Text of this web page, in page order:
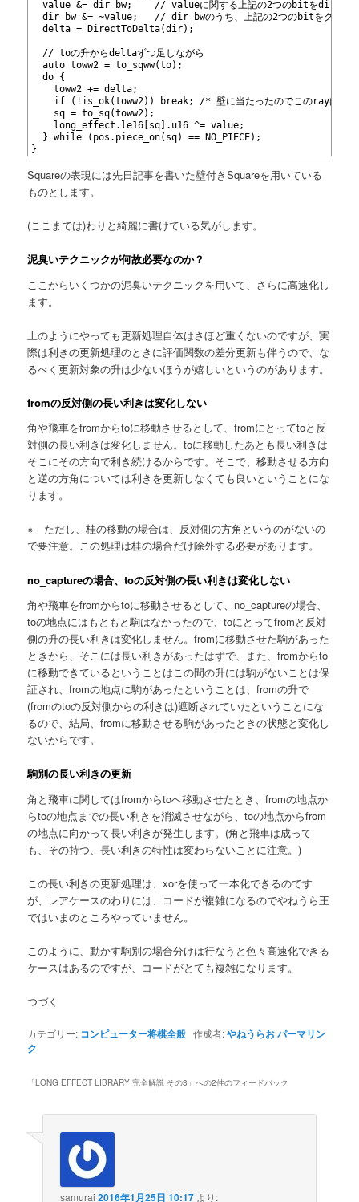
value &= dir_bw;    // valueに関する上記の2つのbitをdir_bw
dir_bw &= ~value;   // dir_bwのうち、上記の2つのbitをクリア
  delta = DirectToDelta(dir);
  // toの升からdeltaずつ足しながら
  auto toww2 = to_sqww(to);
  do {
    toww2 += delta;
if (!is_ok(toww2)) break; /* 壁に当たったのでこのrayは更
    sq = to_sq(toww2);
    long_effect.le16[sq].u16 ^= value;
  } while (pos.piece_on(sq) == NO_PIECE);
}
Squareの表現には先日記事を書いた壁付きSquareを用いている
ものとします。
(ここまでは)わりと綺麗に書けている気がします。
泥臭いテクニックが何故必要なのか？
ここからいくつかの泥臭いテクニックを用いて、さらに高速化し
ます。
上のようにやっても更新処理自体はさほど重くないのですが、実
際は利きの更新処理のときに評価関数の差分更新も伴うので、な
るべく更新対象の升は少ないほうが嬉しいというのがあります。
fromの反対側の長い利きは変化しない
角や飛車をfromからtoに移動させるとして、fromにとってtoと反
対側の長い利きは変化しません。toに移動したあとも長い利きは
そこにその方向で利き続けるからです。そこで、移動させる方向
と逆の方角については利きを更新しなくても良いということにな
ります。
※ ただし、桂の移動の場合は、反対側の方角というのがないの
で要注意。この処理は桂の場合だけ除外する必要があります。
no_captureの場合、toの反対側の長い利きは変化しない
角や飛車をfromからtoに移動させるとして、no_captureの場合、
toの地点にはもともと駒はなかったので、toにとってfromと反対
側の升の長い利きは変化しません。fromに移動させた駒があった
ときから、そこには長い利きがあったはずで、また、fromからto
に移動できているということはこの間の升には駒がないことは保
証され、fromの地点に駒があったということは、fromの升で
(fromのtoの反対側からの利きは)遮断されていたということにな
るので、結局、fromに移動させる駒があったときの状態と変化し
ないからです。
駒別の長い利きの更新
角と飛車に関してはfromからtoへ移動させたとき、fromの地点か
らtoの地点までの長い利きを消滅させながら、toの地点からfrom
の地点に向かって長い利きが発生します。(角と飛車は成って
も、その持つ、長い利きの特性は変わらないことに注意。)
この長い利きの更新処理は、xorを使って一本化できるのです
が、レアケースのわりには、コードが複雑になるのでやねうら王
ではいまのところやっていません。
このように、動かす駒別の場合分けは行なうと色々高速化できる
ケースはあるのですが、コードがとても複雑になります。
つづく
カテゴリー: コンピューター将棋全般 作成者:やねうらおパーマリン
ク
「LONG EFFECT LIBRARY 完全解説 その3 」への2件のフィードバック
samurai 2016年1月25日 10:17 より: